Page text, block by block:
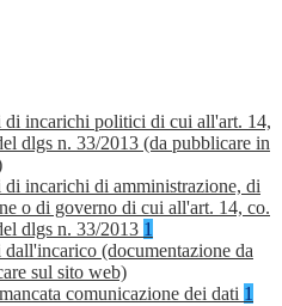
di incarichi politici di cui all'art. 14,
dlgs n. 33/2013 (da pubblicare in
di incarichi di amministrazione, di
o di governo di cui all'art. 14, co.
dlgs n. 33/2013 1
dall'incarico (documentazione da
sul sito web)
comunicazione dei dati 1